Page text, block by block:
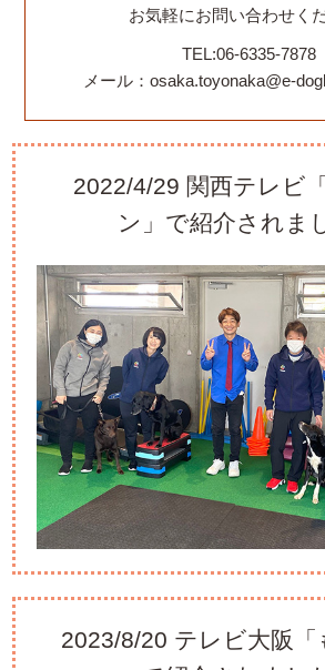
お気軽にお問い合わせく
TEL:06-6335-7878
メール：osaka.toyonaka@e-
2022/4/29 関西テレビ
ン」で紹介されま
2023/8/20 テレビ大阪「